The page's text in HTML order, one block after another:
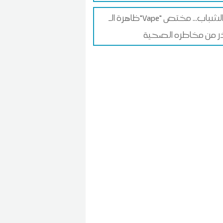
ظاهرة الـ"Vape" بين الشباب... مختص
من مخاطره الصحية